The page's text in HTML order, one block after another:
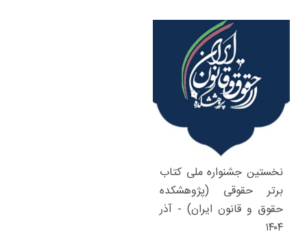
نخستین جشنواره ملی کتاب
برتر حقوقی (پژوهشکده
حقوق و قانون ایران) - آذر
۱۴۰۴